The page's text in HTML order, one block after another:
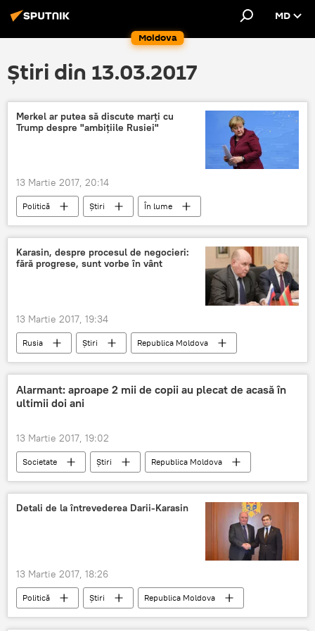
Moldova
MD
Știri din 13.03.2017
Merkel ar putea să discute marți cu
Trump despre "ambițiile Rusiei"
13 Martie 2017, 20:14
Politică Știri
În lume
Germania
SUA
Ucraina
Rusia
Siria
Libia
Angela Merkel
Donald Trump
Karasin, despre procesul de negocieri:
fără progrese, sunt vorbe în vânt
13 Martie 2017, 19:34
Rusia Știri
Republica Moldova
Politică
Rusia
Chișinău
Tiraspol
Farit Muhametșin
Grigorii Karasin
Alarmant: aproape 2 mii de copii au plecat de acasă în
ultimii doi ani
13 Martie 2017, 19:02
Societate Știri
Republica Moldova
Moldova
Parlament
minori
poliție
serviciul 112
Detali de la întrevederea Darii-Karasin
13 Martie 2017, 18:26
Politică Știri
Republica Moldova
Chișinău
Grigori Karasin